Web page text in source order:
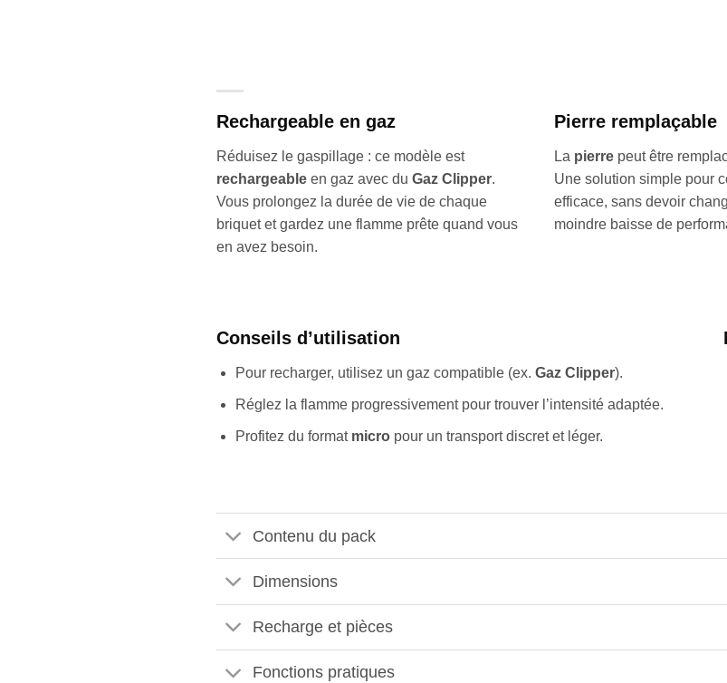
Rechargeable en gaz
Réduisez le gaspillage : ce modèle est
rechargeable en gaz avec du Gaz Clipper.
Vous prolongez la durée de vie de chaque
briquet et gardez une flamme prête quand vous
en avez besoin.
Pierre remplaçable
La pierre peut être
Une solution simple pour
efficace, sans devoir
moindre baisse de
Conseils d’utilisation
Pour recharger, utilisez un gaz compatible (ex. Gaz Clipper).
Réglez la flamme progressivement pour trouver l’intensité adaptée.
Profitez du format micropour un transport discret et léger.
Contenu du pack
Dimensions
Recharge et pièces
Fonctions pratiques